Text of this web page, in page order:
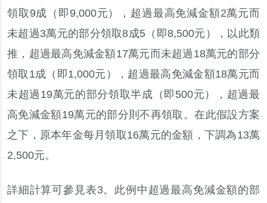
領取9成（即9,000元），超過最高免減金額2萬元而
未超過3萬元的部分領取8成5（即8,500元），以此類
推，超過最高免減金額17萬元而未超過18萬元的部分
領取1成（即1,000元），超過最高免減金額18萬元而
未超過19萬元的部分領取半成（即500元），超過最
高免減金額19萬元的部分則不再領取。在此假設方案
之下，原本年金每月領取16萬元的金額，下調為13萬
2,500元。
詳細計算可參見表3。此例中超過最高免減金額的部